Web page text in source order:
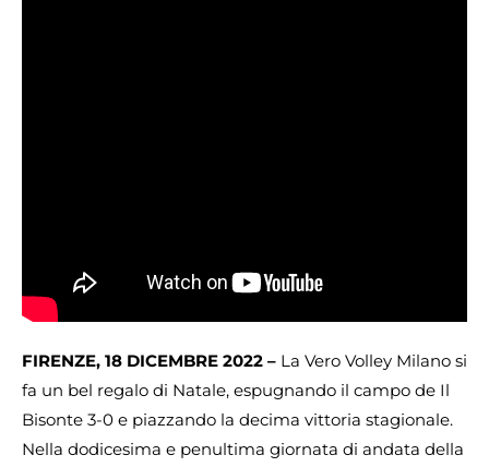
FIRENZE, 18 DICEMBRE 2022 – La Vero Volley Milano si
fa un bel regalo di Natale, espugnando il campo de Il
Bisonte 3-0 e piazzando la decima vittoria stagionale.
Nella dodicesima e penultima giornata di andata della